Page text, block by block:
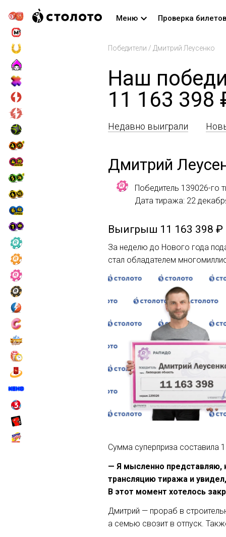
Меню Проверка билетов
Победители / Дмитрий Леусенко
Наш
11 163 398
Недавно выиграли
Дмитрий
Победитель 139026-го
Дата тиража: 22
Выигрыш 11 163 398 ₽
За неделю до Нового года
стал обладателем
Сумма суперприза составила
— Я мысленно представляю,
трансляцию тиража и
В этот момент хотелось
Дмитрий — прораб в
а семью свозит в отпуск.